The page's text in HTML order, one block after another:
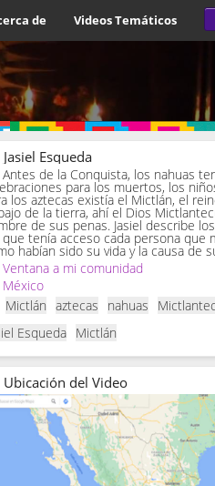
de Videos Temáticos
Jasiel Esqueda
Antes de la Conquista, los nahuas
para los muertos, los
los aztecas existía el Mictlán, el
de la tierra, ahí el Dios
de sus penas. Jasiel describe
que tenía acceso cada persona que
habían sido su vida y la causa de
Ventana a mi comunidad
México
Mictlán aztecas nahuas
Esqueda Mictlán
Ubicación del Video